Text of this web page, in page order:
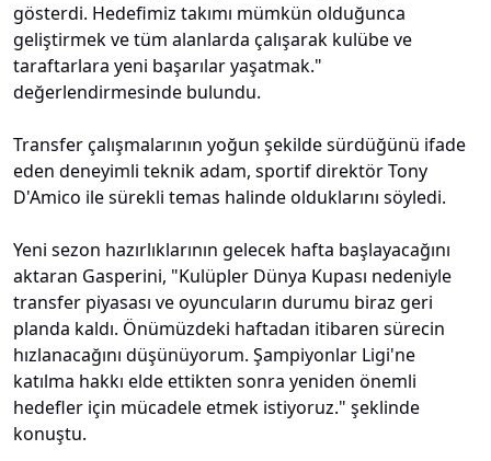
gösterdi. Hedefimiz takımı mümkün olduğunca
geliştirmek ve tüm alanlarda çalışarak kulübe ve
taraftarlara yeni başarılar yaşatmak."
değerlendirmesinde bulundu.
Transfer çalışmalarının yoğun şekilde sürdüğünü ifade
eden deneyimli teknik adam, sportif direktör Tony
D'Amico ile sürekli temas halinde olduklarını söyledi.
Yeni sezon hazırlıklarının gelecek hafta başlayacağını
aktaran Gasperini, "Kulüpler Dünya Kupası nedeniyle
transfer piyasası ve oyuncuların durumu biraz geri
planda kaldı. Önümüzdeki haftadan itibaren sürecin
hızlanacağını düşünüyorum. Şampiyonlar Ligi'ne
katılma hakkı elde ettikten sonra yeniden önemli
hedefler için mücadele etmek istiyoruz." şeklinde
konuştu.